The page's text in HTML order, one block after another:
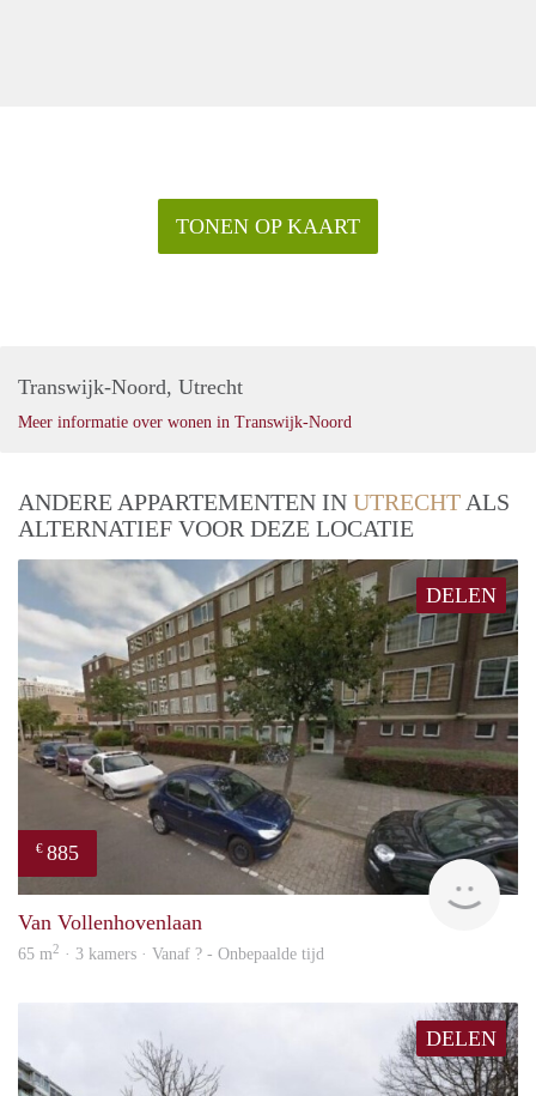
TONEN OP KAART
Transwijk-Noord, Utrecht
Meer informatie over wonen in Transwijk-Noord
ANDERE APPARTEMENTEN IN UTRECHT ALS
ALTERNATIEF VOOR DEZE LOCATIE
DELEN
€ 885
Van Vollenhovenlaan
65 m2 · 3 kamers · Vanaf ? - Onbepaalde tijd
DELEN